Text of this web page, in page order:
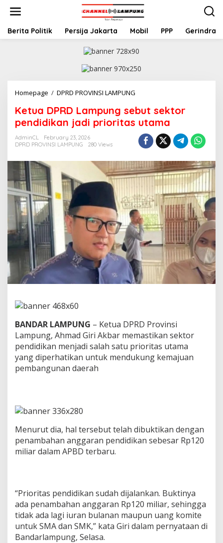
t
Berita Politik Persija Jakarta Mobil PPP Gerindra
Homepage / DPRD PROVINSI LAMPUNG
t
u
a
D
P
D
L
p
u
n
g
s
e
b
u
t
s
r
p
e
n
d
a
d
r
i
t
a
s
Ketua DPRD Lampung sebut sektor
pendidikan jadi prioritas utama
AdminCL
February 23, 2026
DPRD PROVINSI LAMPUNG
280 Views
BANDAR LAMPUNG – Ketua DPRD Provinsi
Lampung, Ahmad Giri Akbar memastikan sektor
pendidikan menjadi salah satu prioritas utama
yang diperhatikan untuk mendukung kemajuan
pembangunan daerah
Menurut dia, hal tersebut telah dibuktikan dengan
penambahan anggaran pendidikan sebesar Rp120
miliar dalam APBD terbaru.
“Prioritas pendidikan sudah dijalankan. Buktinya
ada penambahan anggaran Rp120 miliar, sehingga
tidak ada lagi iuran bulanan maupun uang komite
untuk SMA dan SMK,” kata Giri dalam pernyataan di
Bandarlampung, Selasa.